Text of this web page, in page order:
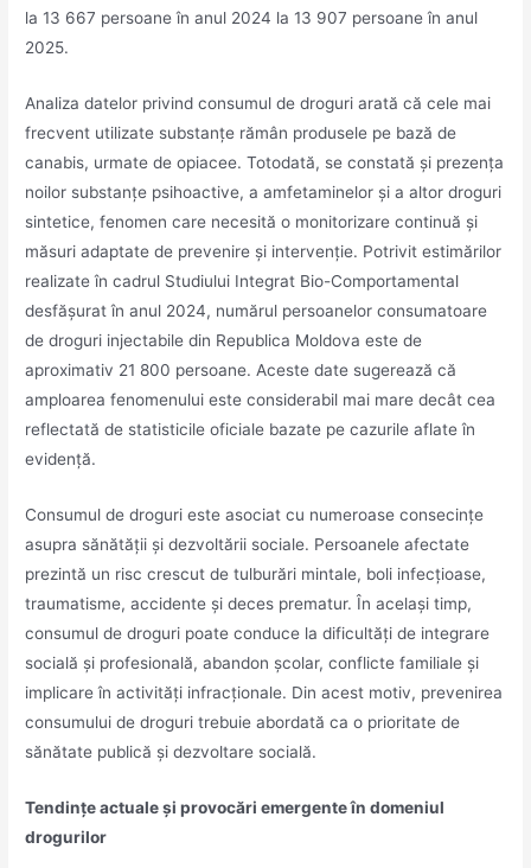
la 13 667 persoane în anul 2024 la 13 907 persoane în anul
2025.
Analiza datelor privind consumul de droguri arată că cele mai
frecvent utilizate substanțe rămân produsele pe bază de
canabis, urmate de opiacee. Totodată, se constată și prezența
noilor substanțe psihoactive, a amfetaminelor și a altor droguri
sintetice, fenomen care necesită o monitorizare continuă și
măsuri adaptate de prevenire și intervenție. Potrivit estimărilor
realizate în cadrul Studiului Integrat Bio-Comportamental
desfășurat în anul 2024, numărul persoanelor consumatoare
de droguri injectabile din Republica Moldova este de
aproximativ 21 800 persoane. Aceste date sugerează că
amploarea fenomenului este considerabil mai mare decât cea
reflectată de statisticile oficiale bazate pe cazurile aflate în
evidență.
Consumul de droguri este asociat cu numeroase consecințe
asupra sănătății și dezvoltării sociale. Persoanele afectate
prezintă un risc crescut de tulburări mintale, boli infecțioase,
traumatisme, accidente și deces prematur. În același timp,
consumul de droguri poate conduce la dificultăți de integrare
socială și profesională, abandon școlar, conflicte familiale și
implicare în activități infracționale. Din acest motiv, prevenirea
consumului de droguri trebuie abordată ca o prioritate de
sănătate publică și dezvoltare socială.
Tendințe actuale și provocări emergente în domeniul
drogurilor